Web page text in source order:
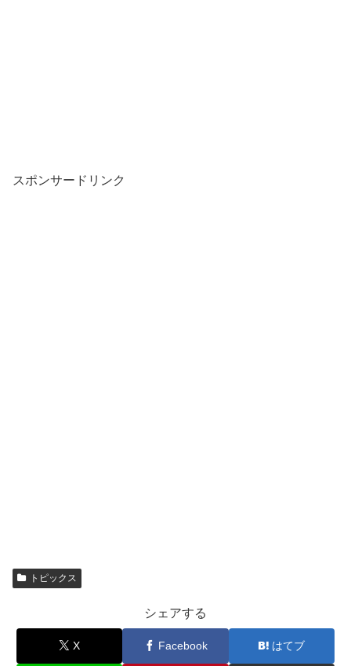
スポンサードリンク
トピックス
シェアする
X Facebook はてブ